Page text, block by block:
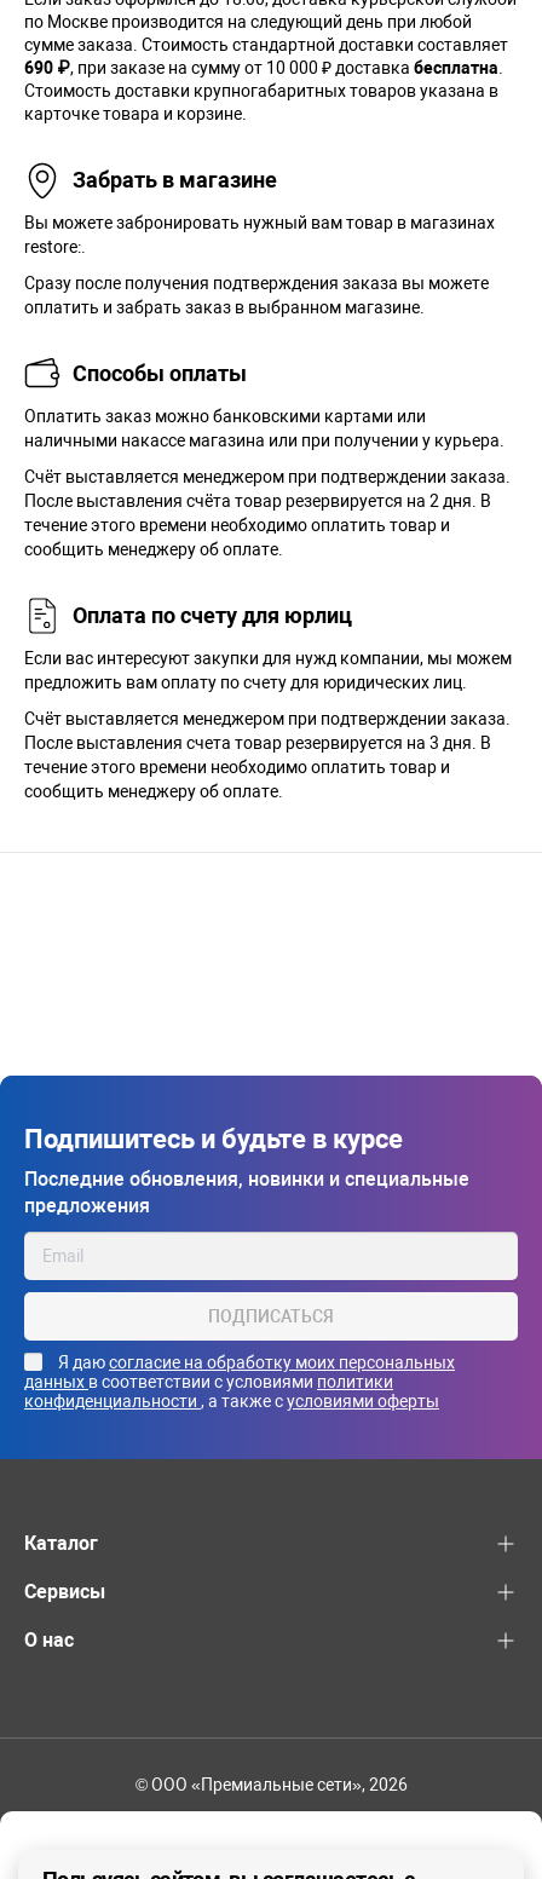
по Москве производится на следующий день при любой
сумме заказа. Cтоимость стандартной доставки составляет
690 ₽, при заказе на сумму от 10 000 ₽ доставка бесплатна
Стоимость доставки крупногабаритных товаров указана в
карточке товара и корзине.
Забрать в магазине
Вы можете забронировать нужный вам товар в магазинах
restore:.
Сразу после получения подтверждения заказа вы можете
оплатить и забрать заказ в выбранном магазине.
Способы оплаты
Оплатить заказ можно банковскими картами или
наличными накассе магазина или при получении у курьера.
Cчёт выставляется менеджером при подтверждении заказа.
После выставления счёта товар резервируется на 2 дня. В
течение этого времени необходимо оплатить товар и
сообщить менеджеру об оплате.
Оплата по счету для юрлиц
Если вас интересуют закупки для нужд компании, мы можем
предложить вам оплату по счету для юридических лиц.
Счёт выставляется менеджером при подтверждении заказа.
После выставления счета товар резервируется на 3 дня. В
течение этого времени необходимо оплатить товар и
сообщить менеджеру об оплате.
Подпишитесь и будьте в курсе
Последние обновления, новинки и специальные
предложения
ПОДПИСАТЬСЯ
Я даюсогласие на обработку моих персональных
данных в соответствии с условиями политики
конфиденциальности , а также сусловиями оферты
Каталог
Сервисы
О нас
© ООО «Премиальные сети», 2026